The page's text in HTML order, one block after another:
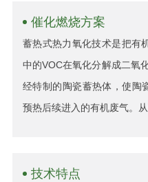
催化燃烧方案
蓄热式热力氧化技术是把有
中的VOC在氧化分解成二氧
经特制的陶瓷蓄热体，使陶
预热后续进入的有机废气。
技术特点